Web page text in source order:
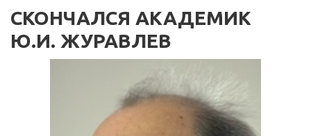
СКОНЧАЛСЯ АКАДЕМИК
Ю.И. ЖУРАВЛЕВ